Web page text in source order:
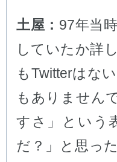
土屋： 97年当
していたか詳
もTwitterはな
もありません
すさ」という
だ？」と思っ